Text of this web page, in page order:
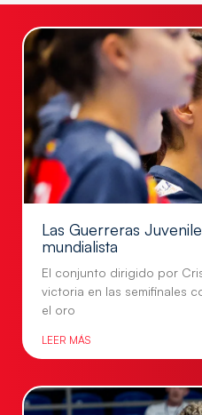
Las Guerreras
mundialista
El conjunto dirigido por
victoria en las semifinales
el oro
LEER MÁS